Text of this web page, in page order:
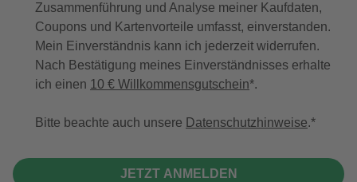
Zusammenführung und Analyse meiner Kaufdaten,
Coupons und Kartenvorteile umfasst, einverstanden.
Mein Einverständnis kann ich jederzeit widerrufen.
Nach Bestätigung meines Einverständnisses erhalte
ich einen 10 € Willkommensgutschein*.
Bitte beachte auch unsere Datenschutzhinweise.
JETZT ANMELDEN